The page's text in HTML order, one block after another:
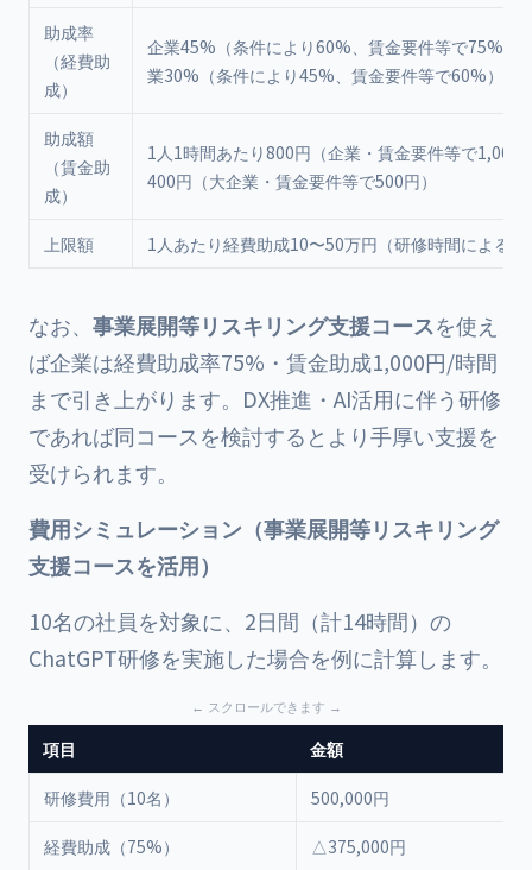
助成率
（経費助
成）
企業45%（条件により60%、賃金要件等で75%）
業30%（条件により45%、賃金要件等で60%）
助成額
（賃金助
成）
1人1時間あたり800円（企業・賃金要件等で1,000
400円（大企業・賃金要件等で500円）
上限額 1人あたり経費助成10〜50万円（研修時間による）
なお、 事業展開等リスキリング支援コースを使え
ば企業は経費助成率75%・賃金助成1,000円/時間
まで引き上がります。DX推進・AI活用に伴う研修
であれば同コースを検討するとより手厚い支援を
受けられます。
費用シミュレーション（事業展開等リスキリング
支援コースを活用）
10名の社員を対象に、2日間（計14時間）の
ChatGPT研修を実施した場合を例に計算します。
項目 金額
研修費用（10名） 500,000円
経費助成（75%） △375,000円